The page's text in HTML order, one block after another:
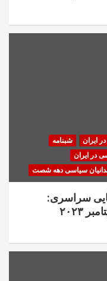
ایران
شبنامه
در ایران
سیاسی دهه شصت
سراسری: